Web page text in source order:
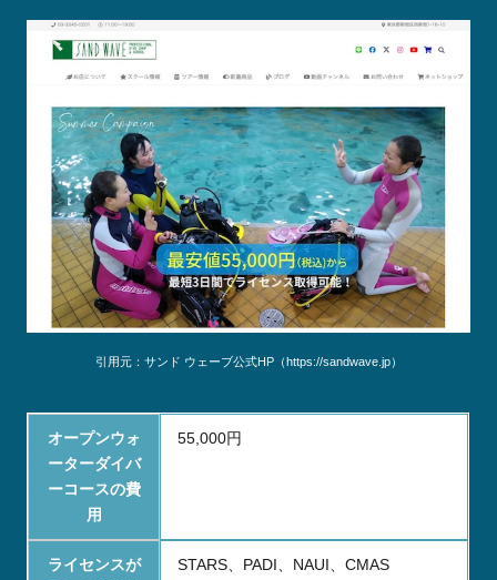
引用元：サンド ウェーブ公式HP（https://sandwave.jp）
オープンウォ
ーターダイバ
ーコースの費
用
55,000円
ライセンスが
STARS、PADI、NAUI、CMAS